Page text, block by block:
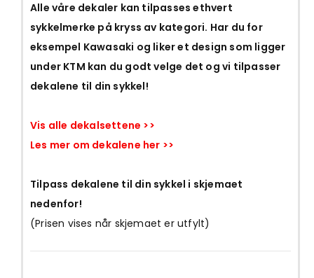
Alle våre dekaler kan tilpasses ethvert
sykkelmerke på kryss av kategori. Har du for
eksempel Kawasaki og liker et design som ligger
under KTM kan du godt velge det og vi tilpasser
dekalene til din sykkel!
Vis alle dekalsettene >>
Les mer om dekalene her >>
Tilpass dekalene til din sykkel i skjemaet
nedenfor!
(Prisen vises når skjemaet er utfylt)